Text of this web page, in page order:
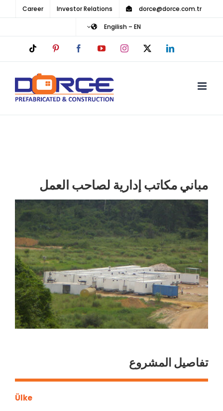
content
dorce@dorce.com.tr
Investor Relations
Career
Engilish – EN
LinkedIn
X
Instagram
YouTube
Facebook
Pinterest
مباني مكاتب إدارية لصاحب العمل
تفاصيل المشروع
Ülke